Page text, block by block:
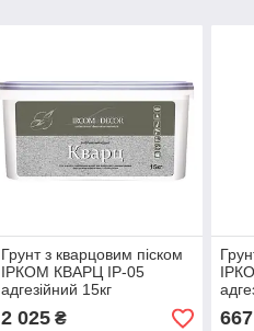
Грунт з кварцовим піском
ІРКОМ КВАРЦ ІР-05
адгезійний 15кг
2 025₴ 667